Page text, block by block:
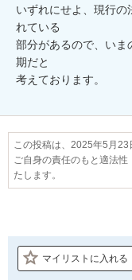
いずれにせよ、現行の
れている
部分があるので、いま
期だと
考えております。
この投稿は、2025年5月23
ご自身の責任のもと適法
たします。
マイリストに入れる